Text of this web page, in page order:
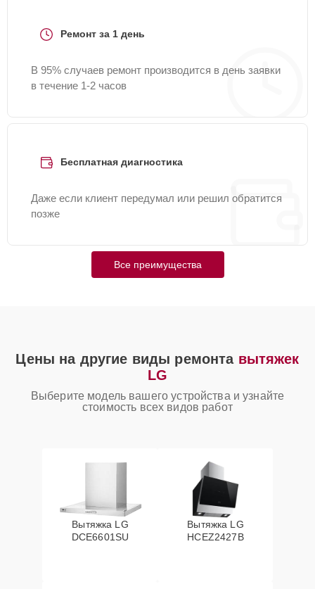
Ремонт за 1 день
В 95% случаев ремонт производится в день заявки
в течение 1-2 часов
Бесплатная диагностика
Даже если клиент передумал или решил обратится
позже
Все преимущества
Цены на другие виды ремонта вытяжек
LG
Выберите модель вашего устройства и узнайте
стоимость всех видов работ
Вытяжка LG
DCE6601SU
Вытяжка LG
HCEZ2427B